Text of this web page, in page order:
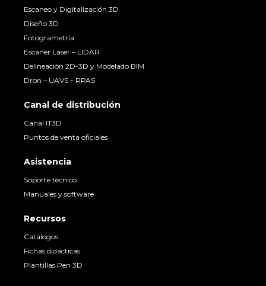
Escaneo y Digitalización 3D
Diseño 3D
Fotogrametría
Escáner Láser – LIDAR
Delineación 2D-3D y Modelado BIM
Dron – UAVS – RPAS
Canal de distribución
Canal IT3D
Puntos de venta oficiales
Asistencia
Soporte técnico
Manuales y software
Recursos
Catálogos
Fichas didácticas
Plantillas Pen 3D